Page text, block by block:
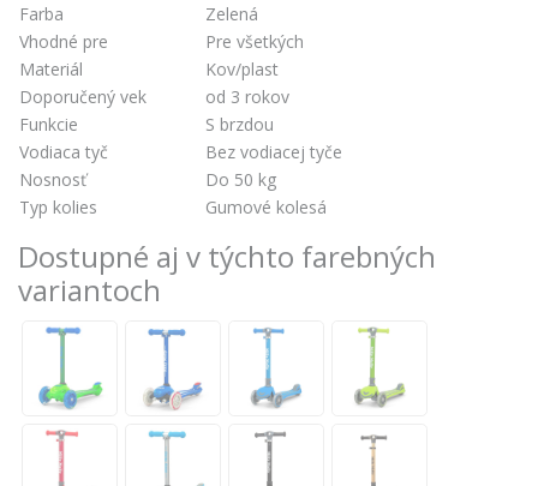
Farba
Zelená
Vhodné pre
Pre všetkých
Materiál
Kov/plast
Doporučený vek
od 3 rokov
Funkcie
S brzdou
Vodiaca tyč
Bez vodiacej tyče
Nosnosť
Do 50 kg
Typ kolies
Gumové kolesá
Dostupné aj v týchto farebných
variantoch